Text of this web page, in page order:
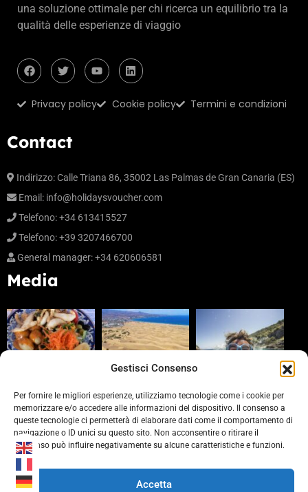
Gestisci Consenso
Per fornire le migliori esperienze, utilizziamo tecnologie come i cookie per
memorizzare e/o accedere alle informazioni del dispositivo. Il consenso a
queste tecnologie ci permetterà di elaborare dati come il comportamento di
navigazione o ID unici su questo sito. Non acconsentire o ritirare il
consenso può influire negativamente su alcune caratteristiche e funzioni.
Accetta
una soluzione ottimale per chi ricerca un equilibrio tra la
qualità delle esperienze di viaggio
Privacy policy Cookie policy Termini e condizioni
Contact
Indirizzo: Calle Triana 86, 35002 Las Palmas de Gran Canaria (ES)
Email: info@holidaysvoucher.com
Telefono: +34 613415527
Telefono: +39 3207466700
General manager: +34 620606581
Media
Partners
https://www.laprovinciacv.it/
https://www.civonline.it/